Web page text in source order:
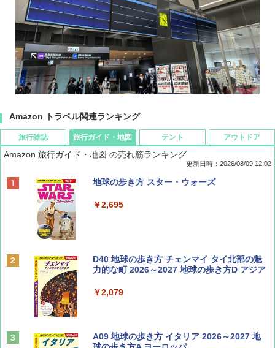
Amazon トラベル関連ランキング
旅行雑誌
BE-PAL(ビ-パル) 2026年 9 月号【特別付録:
ディズニーファン ２０２６年 ９月号 [雑
誌] (ＤＩＳＮＥＹ ＦＡＮ)
￥713
山と溪谷 2026年8月号「南アルプス大全」
旅行ガイド・地図
Amazon 旅行ガイド・地図 の売れ筋ランキング
更新日時：2026/08/09 12:02
地球の歩き方 スター・ウォーズ
￥2,695
D40 地球の歩き方 チェンマイ タイ北部の魅
力的な町 2026～2027 地球の歩き方D アジア
￥2,079
A09 地球の歩き方 イタリア 2026～2027 地
テント アウトドア